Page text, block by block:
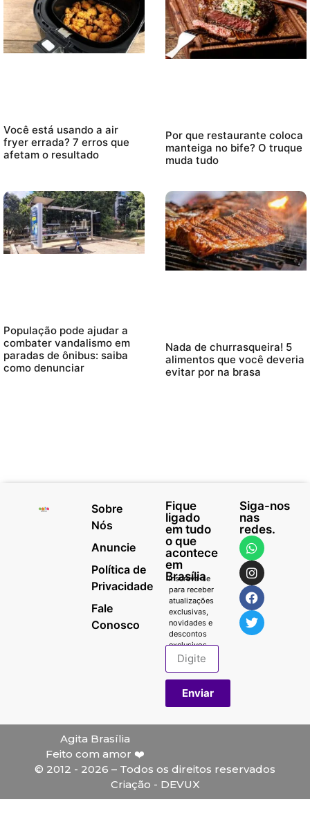
Você está usando a air
fryer errada? 7 erros que
afetam o resultado
Por que restaurante coloca
manteiga no bife? O truque
muda tudo
População pode ajudar a
combater vandalismo em
paradas de ônibus: saiba
como denunciar
Nada de churrasqueira! 5
alimentos que você deveria
evitar por na brasa
Sobre
Nós
Anuncie
Política de
Privacidade
Fale
Conosco
Fique
ligado
em tudo
o que
acontece
em
Brasília
Inscreva-se
para receber
atualizações
exclusivas,
novidades e
descontos
exclusivos.
Enviar
Siga-nos
nas
redes.
Agita Brasília
Feito com amor ❤️
© 2012 - 2026 – Todos os direitos reservados
Criação - DEVUX